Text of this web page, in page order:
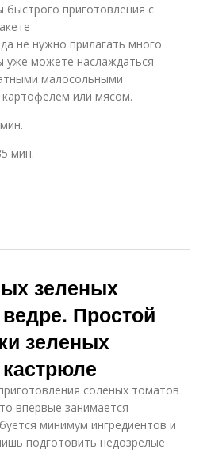
приготовления с
не нужно прилагать много
уже можете наслаждаться
малосольными
или мясом.
мин.
зеленых
Простой
зеленых
соленых томатов
впервые занимается
минимум ингредиентов и
подготовить недозрелые